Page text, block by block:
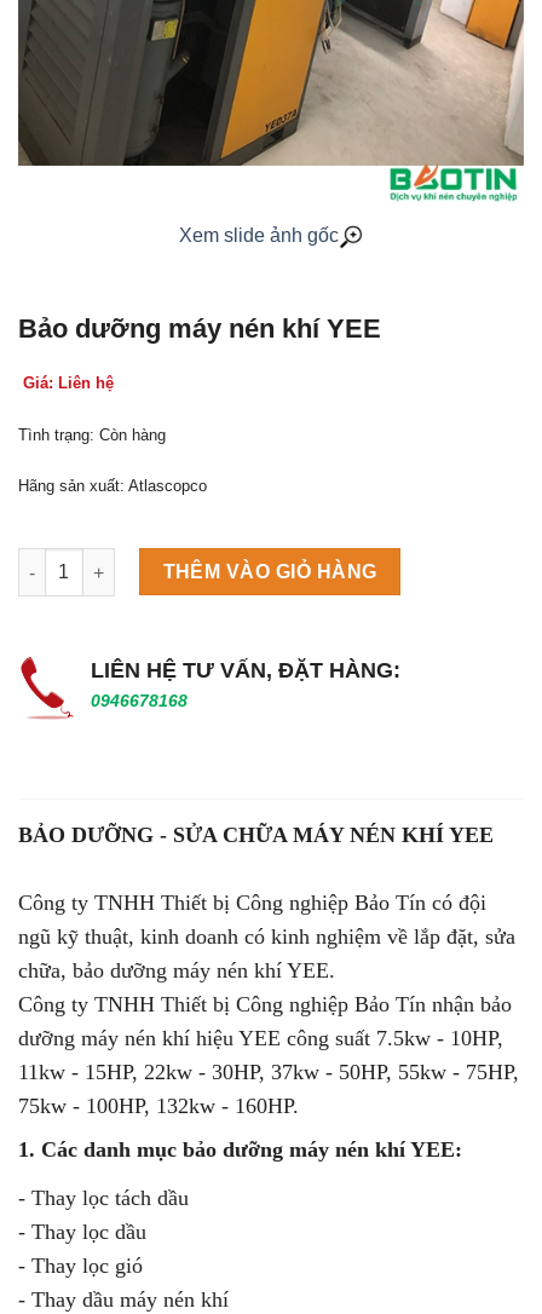
Xem slide ảnh gốc
Bảo dưỡng máy nén khí YEE
Giá: Liên hệ
Tình trạng: Còn hàng
Hãng sản xuất: Atlascopco
Máy làm đá viên Scotsman NW458AS số lượng
THÊM VÀO GIỎ HÀNG
LIÊN HỆ TƯ VẤN, ĐẶT HÀNG:
0946678168
BẢO DƯỠNG - SỬA CHỮA MÁY NÉN KHÍ YEE
Công ty TNHH Thiết bị Công nghiệp Bảo Tín có đội
ngũ kỹ thuật, kinh doanh có kinh nghiệm về lắp đặt, sửa
chữa, bảo dưỡng máy nén khí YEE.
Công ty TNHH Thiết bị Công nghiệp Bảo Tín nhận bảo
dưỡng máy nén khí hiệu YEE công suất 7.5kw - 10HP,
11kw - 15HP, 22kw - 30HP, 37kw - 50HP, 55kw - 75HP,
75kw - 100HP, 132kw - 160HP.
1. Các danh mục bảo dưỡng máy nén khí YEE:
- Thay lọc tách dầu
- Thay lọc dầu
- Thay lọc gió
- Thay dầu máy nén khí